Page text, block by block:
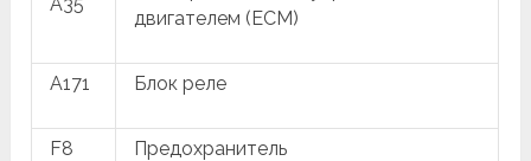
двигателем (ECM)
A171 Блок реле
F8 Предохранитель